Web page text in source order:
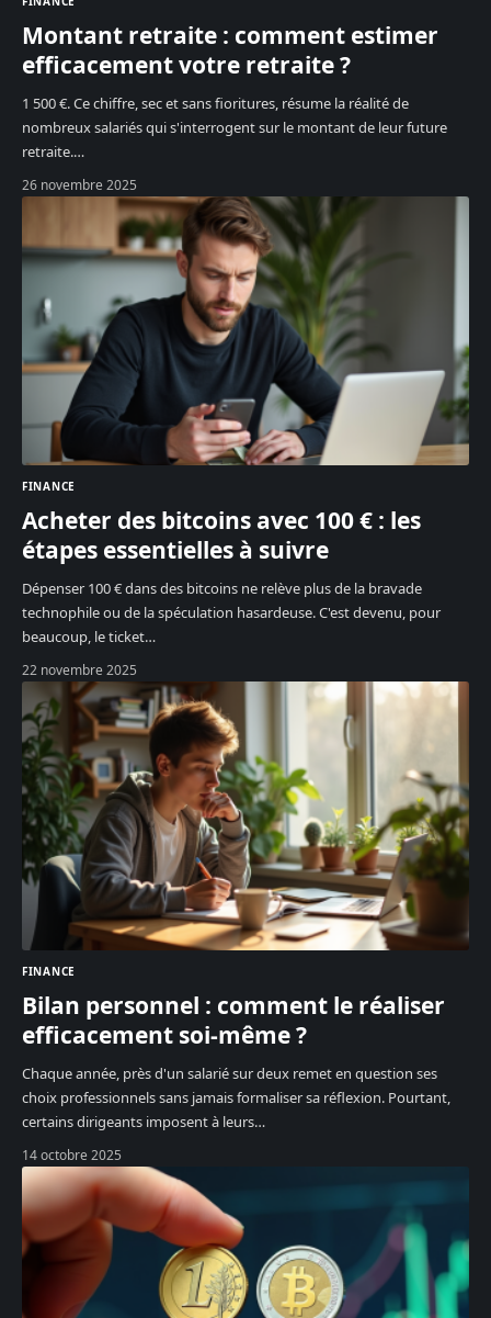
Montant retraite : comment estimer
efficacement votre retraite ?
1 500 €. Ce chiffre, sec et sans fioritures, résume la réalité de
nombreux salariés qui s'interrogent sur le montant de leur future
retraite.…
26 novembre 2025
FINANCE
Acheter des bitcoins avec 100 € : les
étapes essentielles à suivre
Dépenser 100 € dans des bitcoins ne relève plus de la bravade
technophile ou de la spéculation hasardeuse. C'est devenu, pour
beaucoup, le ticket…
22 novembre 2025
FINANCE
Bilan personnel : comment le réaliser
efficacement soi-même ?
Chaque année, près d'un salarié sur deux remet en question ses
choix professionnels sans jamais formaliser sa réflexion. Pourtant,
certains dirigeants imposent à leurs…
14 octobre 2025